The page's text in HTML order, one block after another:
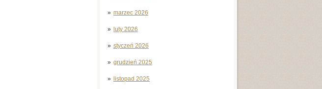
marzec 2026
luty 2026
styczeń 2026
grudzień 2025
listopad 2025